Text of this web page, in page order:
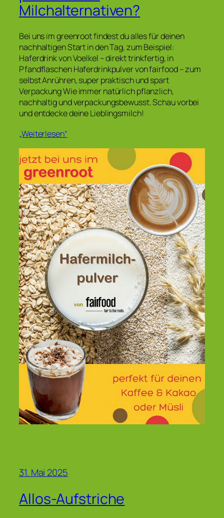
Milchalternativen?
Bei uns im greenroot findest du alles für deinen
nachhaltigen Start in den Tag, zum Beispiel:
Haferdrink von Voelkel – direkt trinkfertig, in
Pfandflaschen Haferdrinkpulver von fairfood – zum
selbst Anrühren, super praktisch und spart
Verpackung Wie immer natürlich pflanzlich,
nachhaltig und verpackungsbewusst. Schau vorbei
und entdecke deine Lieblingsmilch!
„Weiterlesen“
31. Mai 2025
Allos-Aufstriche